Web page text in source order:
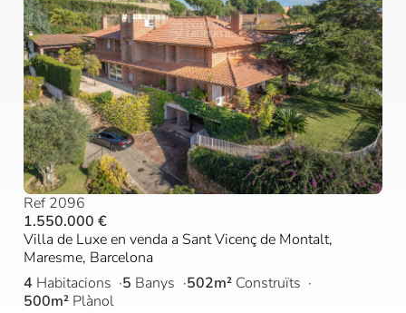
Ref 2096
1.550.000 €
Villa de Luxe en venda a Sant Vicenç de Montalt,
Maresme, Barcelona
4 Habitacions 5 Banys 502m² Construïts
500m² Plànol